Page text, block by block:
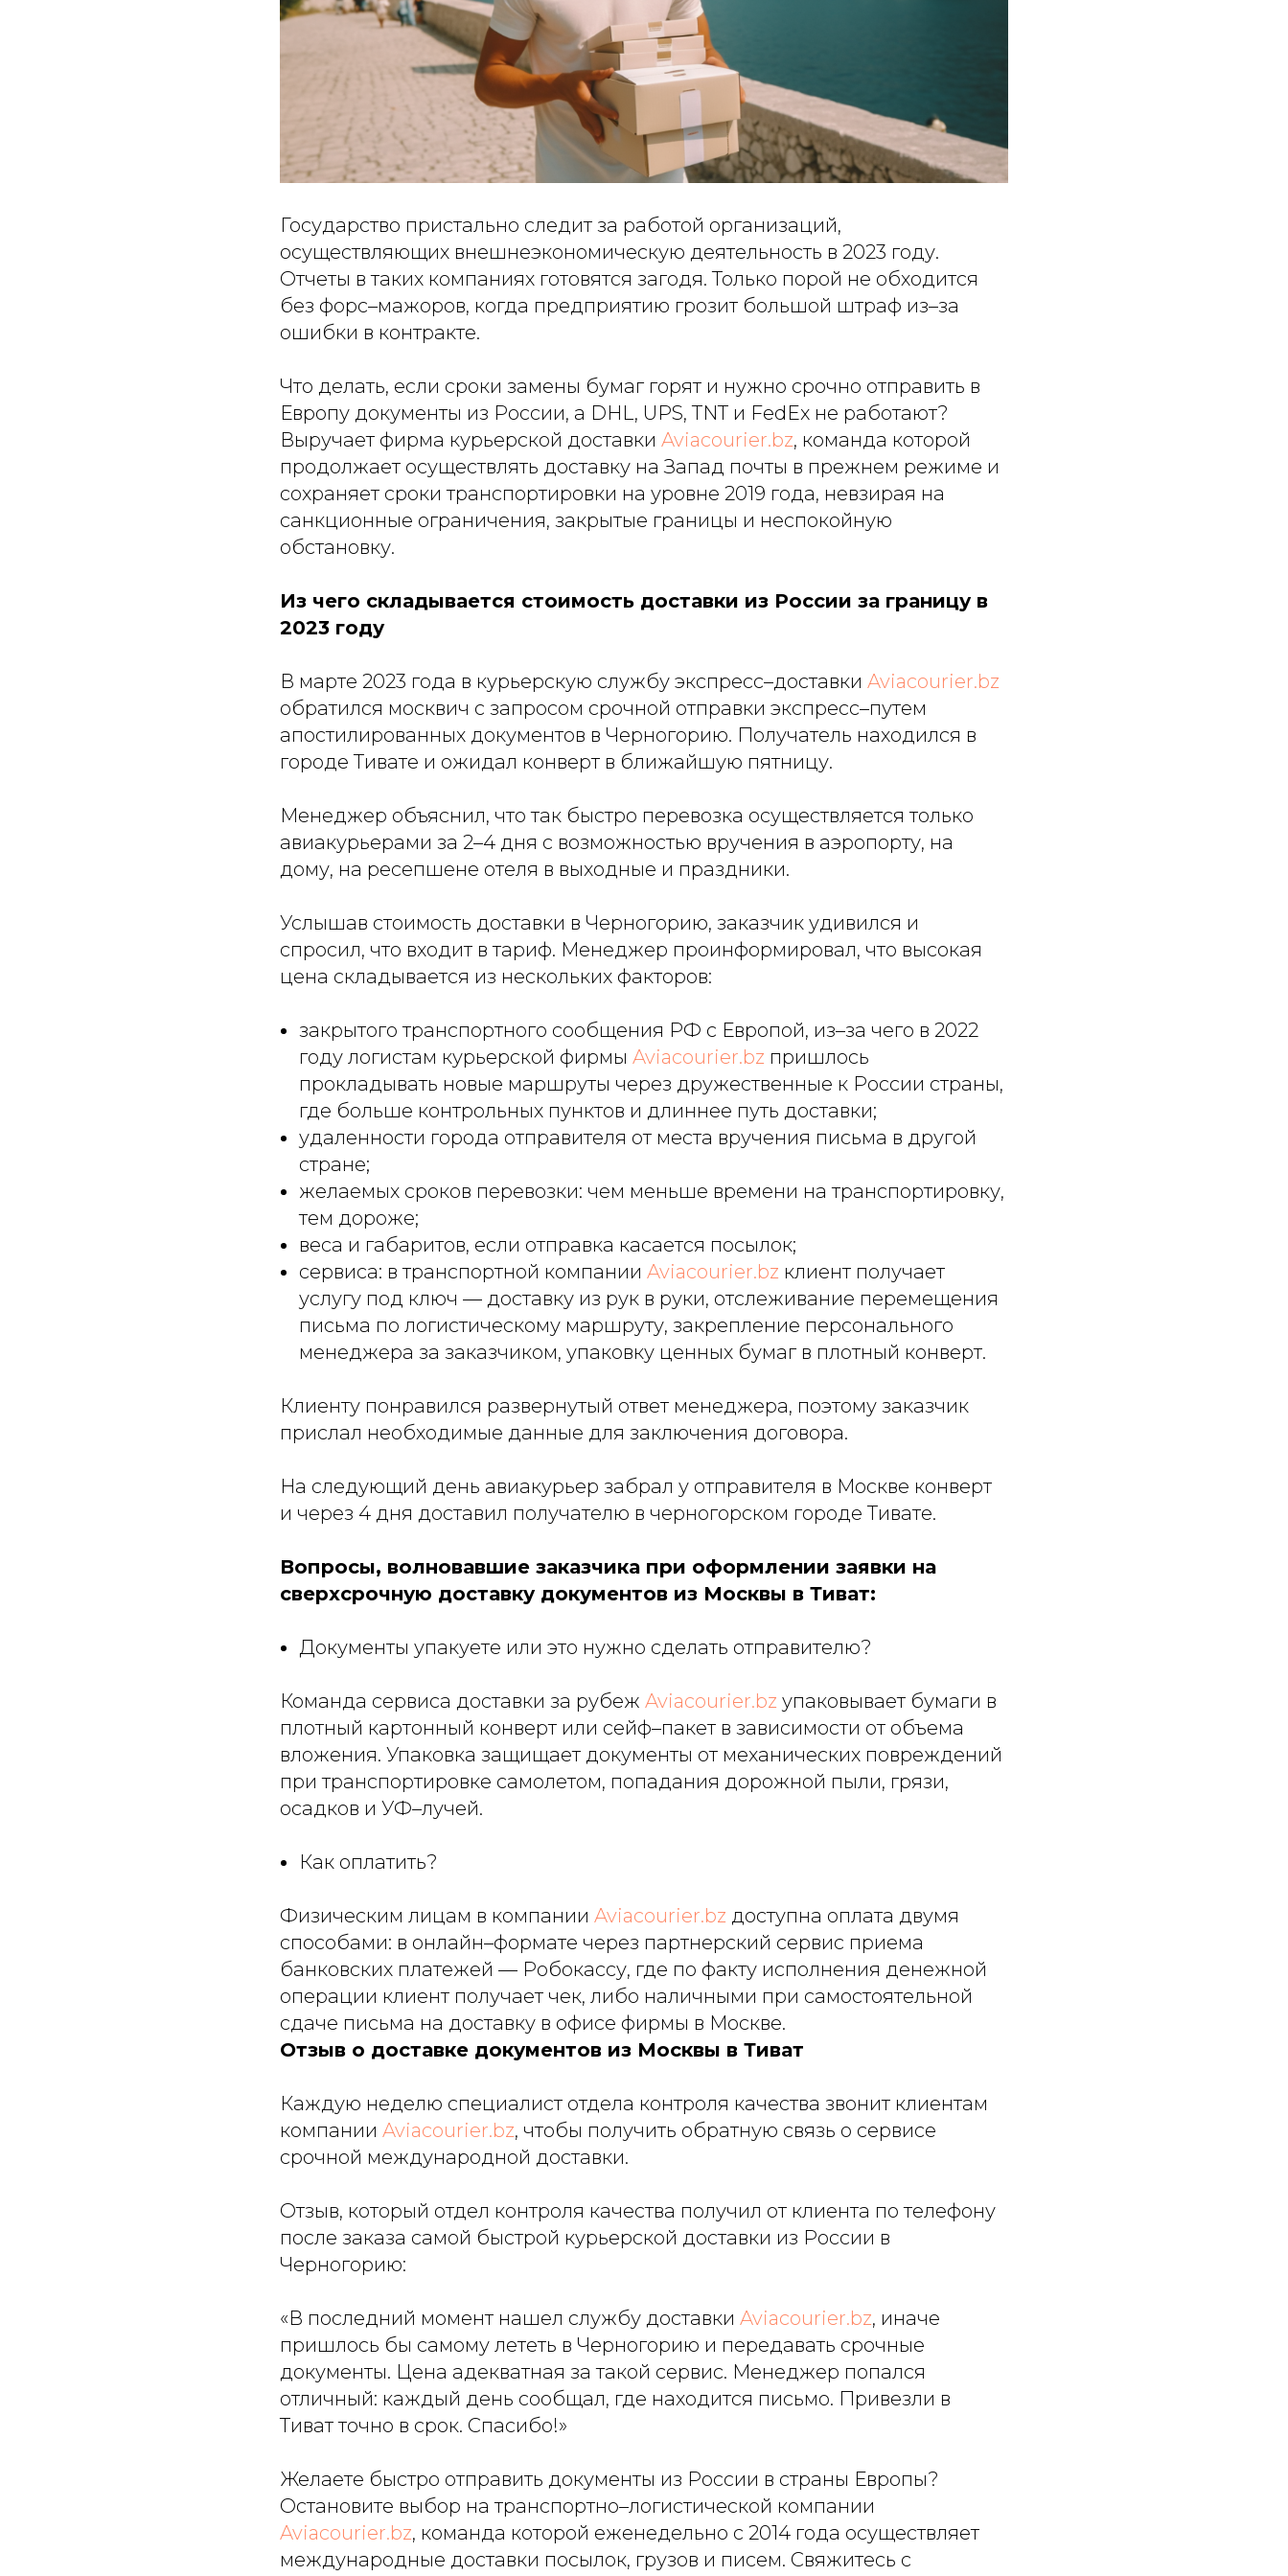
Государство пристально следит за работой организаций,
осуществляющих внешнеэкономическую деятельность в 2023 году.
Отчеты в таких компаниях готовятся загодя. Только порой не обходится
без форс–мажоров, когда предприятию грозит большой штраф из–за
ошибки в контракте.
Что делать, если сроки замены бумаг горят и нужно срочно отправить в
Европу документы из России, а DHL, UPS, TNT и FedEx не работают?
Выручает фирма курьерской доставки Aviacourier.bz, команда которой
продолжает осуществлять доставку на Запад почты в прежнем режиме и
сохраняет сроки транспортировки на уровне 2019 года, невзирая на
санкционные ограничения, закрытые границы и неспокойную
обстановку.
Из чего складывается стоимость доставки из России за границу в
2023 году
В марте 2023 года в курьерскую службу экспресс–доставки Aviacourier.bz
обратился москвич с запросом срочной отправки экспресс–путем
апостилированных документов в Черногорию. Получатель находился в
городе Тивате и ожидал конверт в ближайшую пятницу.
Менеджер объяснил, что так быстро перевозка осуществляется только
авиакурьерами за 2–4 дня с возможностью вручения в аэропорту, на
дому, на ресепшене отеля в выходные и праздники.
Услышав стоимость доставки в Черногорию, заказчик удивился и
спросил, что входит в тариф. Менеджер проинформировал, что высокая
цена складывается из нескольких факторов:
закрытого транспортного сообщения РФ с Европой, из–за чего в 2022
году логистам курьерской фирмы Aviacourier.bz пришлось
прокладывать новые маршруты через дружественные к России страны,
где больше контрольных пунктов и длиннее путь доставки;
удаленности города отправителя от места вручения письма в другой
стране;
желаемых сроков перевозки: чем меньше времени на транспортировку,
тем дороже;
веса и габаритов, если отправка касается посылок;
сервиса: в транспортной компании Aviacourier.bz клиент получает
услугу под ключ — доставку из рук в руки, отслеживание перемещения
письма по логистическому маршруту, закрепление персонального
менеджера за заказчиком, упаковку ценных бумаг в плотный конверт.
Клиенту понравился развернутый ответ менеджера, поэтому заказчик
прислал необходимые данные для заключения договора.
На следующий день авиакурьер забрал у отправителя в Москве конверт
и через 4 дня доставил получателю в черногорском городе Тивате.
Вопросы, волновавшие заказчика при оформлении заявки на
сверхсрочную доставку документов из Москвы в Тиват:
Документы упакуете или это нужно сделать отправителю?
Команда сервиса доставки за рубеж Aviacourier.bz упаковывает бумаги в
плотный картонный конверт или сейф–пакет в зависимости от объема
вложения. Упаковка защищает документы от механических повреждений
при транспортировке самолетом, попадания дорожной пыли, грязи,
осадков и УФ–лучей.
Как оплатить?
Физическим лицам в компании Aviacourier.bz доступна оплата двумя
способами: в онлайн–формате через партнерский сервис приема
банковских платежей — Робокассу, где по факту исполнения денежной
операции клиент получает чек, либо наличными при самостоятельной
сдаче письма на доставку в офисе фирмы в Москве.
Отзыв о доставке документов из Москвы в Тиват
Каждую неделю специалист отдела контроля качества звонит клиентам
компании Aviacourier.bz, чтобы получить обратную связь о сервисе
срочной международной доставки.
Отзыв, который отдел контроля качества получил от клиента по телефону
после заказа самой быстрой курьерской доставки из России в
Черногорию:
«В последний момент нашел службу доставки Aviacourier.bz, иначе
пришлось бы самому лететь в Черногорию и передавать срочные
документы. Цена адекватная за такой сервис. Менеджер попался
отличный: каждый день сообщал, где находится письмо. Привезли в
Тиват точно в срок. Спасибо!»
Желаете быстро отправить документы из России в страны Европы?
Остановите выбор на транспортно–логистической компании
Aviacourier.bz, команда которой еженедельно с 2014 года осуществляет
международные доставки посылок, грузов и писем. Свяжитесь с